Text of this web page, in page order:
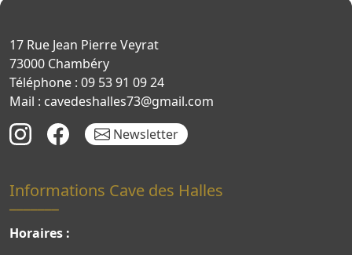
17 Rue Jean Pierre Veyrat
73000 Chambéry
Téléphone : 09 53 91 09 24
Mail : cavedeshalles73@gmail.com
Newsletter
Informations Cave des Halles
Horaires :